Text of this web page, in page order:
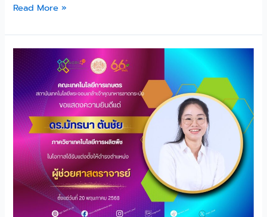
Read More »
คณะ
เทคโนโลยี
การเกษตร
ขอ
แสดง
ความ
ยินดี
กับ
ผู้
ช่วย
ศาสตราจารย์